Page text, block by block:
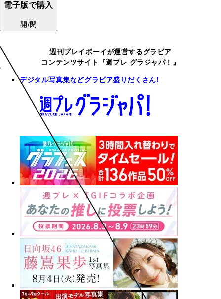
電子版で購入
開/閉
週刊プレイボーイが運営するグラビア
コンテンツサイト『週プレ グラジャパ！』
デジタル写真集などグラビア盛りだくさん!